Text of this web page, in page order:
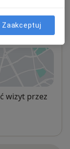
Zabrze
nowej karcie
wizyt przez
Zaakceptuj